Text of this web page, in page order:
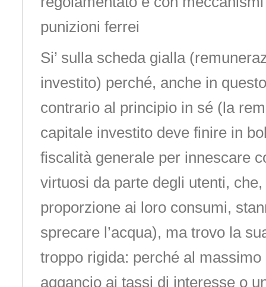
punizioni ferrei
Si’ sulla scheda gialla
investito) perché, anche in
contrario al principio in sé (la
capitale investito deve finire in
fiscalità generale per innescare
virtuosi da parte degli utenti,
proporzione ai loro consumi,
sprecare l’acqua), ma trovo la
troppo rigida: perché al
aggancio ai tassi di interesse o